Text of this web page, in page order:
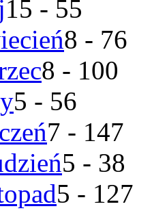
15 - 55
8 - 76
8 - 100
5 - 56
7 - 147
5 - 38
5 - 127